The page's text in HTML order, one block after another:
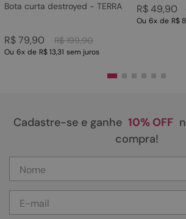
Bota curta destroyed - TERRA
R$ 199,90
R$79,90
Ou 6x de R$ 13,31 sem juros
R$49,90
Ou 6x de R$
Cadastre-se e ganhe 10% OFF
compra!